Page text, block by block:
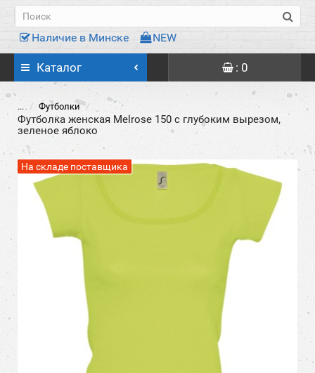
Наличие в Минске NEW
Каталог : 0
... Футболки
Футболка женская Melrose 150 с глубоким вырезом,
зеленое яблоко
На складе поставщика